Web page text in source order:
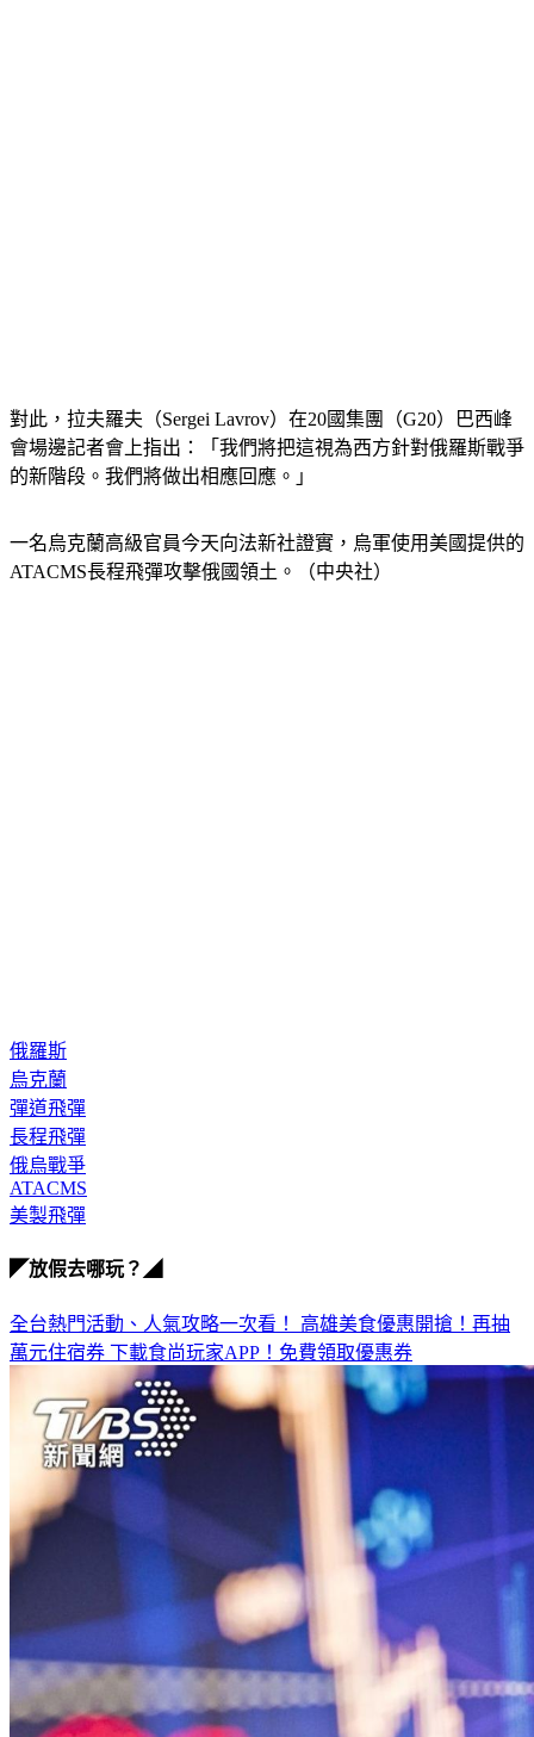
對此，拉夫羅夫（Sergei Lavrov）在20國集團（G20）巴西峰
會場邊記者會上指出：「我們將把這視為西方針對俄羅斯戰爭
的新階段。我們將做出相應回應。」
一名烏克蘭高級官員今天向法新社證實，烏軍使用美國提供的
ATACMS長程飛彈攻擊俄國領土。（中央社）
俄羅斯
烏克蘭
彈道飛彈
長程飛彈
俄烏戰爭
ATACMS
美製飛彈
◤放假去哪玩？◢
全台熱門活動、人氣攻略一次看！ 高雄美食優惠開搶！再抽
萬元住宿券 下載食尚玩家APP！免費領取優惠券